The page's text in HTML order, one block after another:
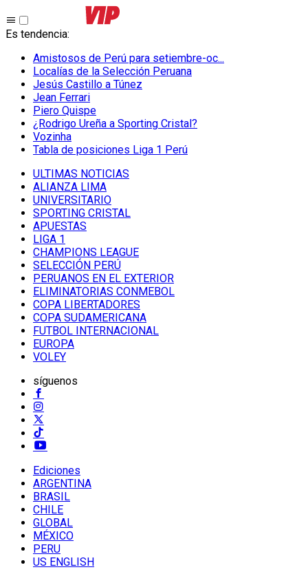
Es tendencia:
Amistosos de Perú para setiembre-oc...
Localías de la Selección Peruana
Jesús Castillo a Túnez
Jean Ferrari
Piero Quispe
¿Rodrigo Ureña a Sporting Cristal?
Vozinha
Tabla de posiciones Liga 1 Perú
ULTIMAS NOTICIAS
ALIANZA LIMA
UNIVERSITARIO
SPORTING CRISTAL
APUESTAS
LIGA 1
CHAMPIONS LEAGUE
SELECCIÓN PERÚ
PERUANOS EN EL EXTERIOR
ELIMINATORIAS CONMEBOL
COPA LIBERTADORES
COPA SUDAMERICANA
FUTBOL INTERNACIONAL
EUROPA
VOLEY
síguenos
Ediciones
ARGENTINA
BRASIL
CHILE
GLOBAL
MÉXICO
PERU
US ENGLISH